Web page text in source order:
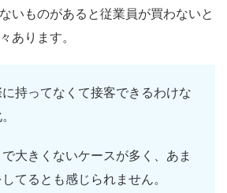
いものがあると従業員が買わないと
あります。
持ってなくて接客できるわけな
大きくないケースが多く、あま
てるとも感じられません。